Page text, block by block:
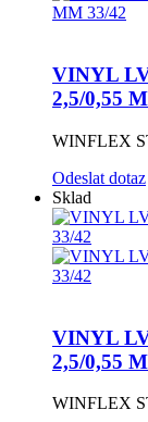
VINYL
2,5/0,55
WINFLEX
Odeslat dotaz
Sklad
VINYL
2,5/0,55
WINFLEX